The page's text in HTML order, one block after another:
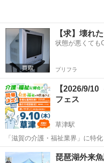
【求】壊れ
状態が悪くても
プリフラ
【2026/9/
フェス
草津駅
「滋賀の介護・福祉業界」に特
✼••┈┈┈┈┈┈┈┈┈┈┈┈┈┈┈••✼ 介護・福祉のお仕事フェス＜草津会場＞
開催
滋賀 草津市 草津駅
琵琶湖外来